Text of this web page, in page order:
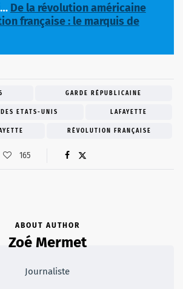
De la révolution américaine
française : le marquis de
GARDE RÉPUBLICAINE
DES ETATS-UNIS LAFAYETTE
RÉVOLUTION FRANÇAISE
165
ABOUT AUTHOR
Zoé Mermet
Journaliste